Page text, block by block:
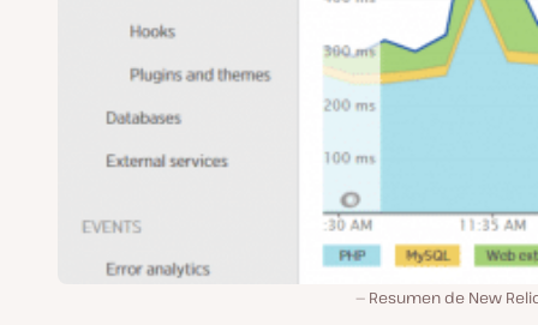
Resumen de New